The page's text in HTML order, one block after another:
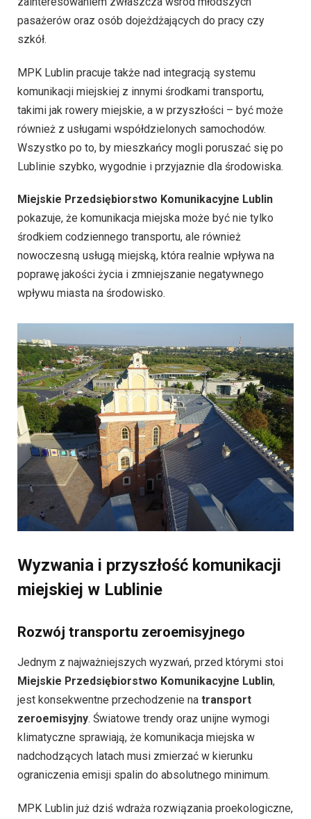
pasażerów oraz osób dojeżdżających do pracy czy
szkół.
MPK Lublin pracuje także nad integracją systemu
komunikacji miejskiej z innymi środkami transportu,
takimi jak rowery miejskie, a w przyszłości – być może
również z usługami współdzielonych samochodów.
Wszystko po to, by mieszkańcy mogli poruszać się po
Lublinie szybko, wygodnie i przyjaznie dla środowiska.
Miejskie Przedsiębiorstwo Komunikacyjne Lublin
pokazuje, że komunikacja miejska może być nie tylko
środkiem codziennego transportu, ale również
nowoczesną usługą miejską, która realnie wpływa na
poprawę jakości życia i zmniejszanie negatywnego
wpływu miasta na środowisko.
Wyzwania i przyszłość komunikacji
miejskiej w Lublinie
Rozwój transportu zeroemisyjnego
Jednym z najważniejszych wyzwań, przed którymi stoi
Miejskie Przedsiębiorstwo Komunikacyjne Lublin,
jest konsekwentne przechodzenie na transport
zeroemisyjny. Światowe trendy oraz unijne wymogi
klimatyczne sprawiają, że komunikacja miejska w
nadchodzących latach musi zmierzać w kierunku
ograniczenia emisji spalin do absolutnego minimum.
MPK Lublin już dziś wdraża rozwiązania proekologiczne,